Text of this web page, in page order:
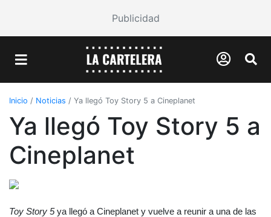
Publicidad
Inicio / Noticias / Ya llegó Toy Story 5 a Cineplanet
Ya llegó Toy Story 5 a
Cineplanet
Toy Story 5 ya llegó a Cineplanet y vuelve a reunir a una de las